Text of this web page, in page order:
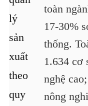
toàn
17-30%
thống.
1.634 cơ
nghệ
nông
lý
sản
xuất
theo
quy